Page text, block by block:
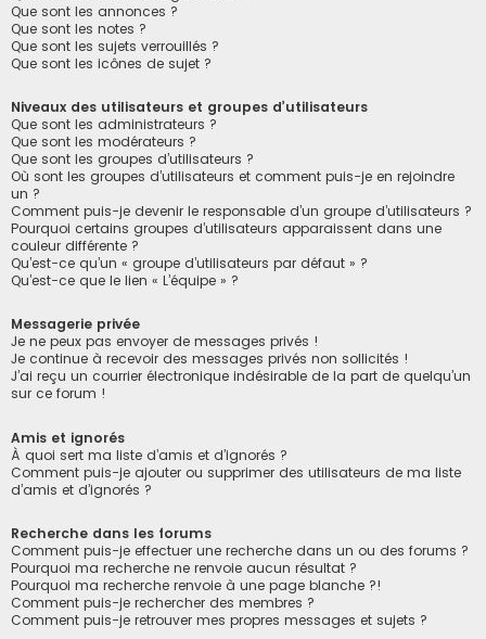
Que sont les annonces ?
Que sont les notes ?
Que sont les sujets verrouillés ?
Que sont les icônes de sujet ?
Niveaux des utilisateurs et groupes d’utilisateurs
Que sont les administrateurs ?
Que sont les modérateurs ?
Que sont les groupes d’utilisateurs ?
Où sont les groupes d’utilisateurs et comment puis-je en rejoindre
un ?
Comment puis-je devenir le responsable d’un groupe d’utilisateurs ?
Pourquoi certains groupes d’utilisateurs apparaissent dans une
couleur différente ?
Qu’est-ce qu’un « groupe d’utilisateurs par défaut » ?
Qu’est-ce que le lien « L’équipe » ?
Messagerie privée
Je ne peux pas envoyer de messages privés !
Je continue à recevoir des messages privés non sollicités !
J’ai reçu un courrier électronique indésirable de la part de quelqu’un
sur ce forum !
Amis et ignorés
À quoi sert ma liste d’amis et d’ignorés ?
Comment puis-je ajouter ou supprimer des utilisateurs de ma liste
d’amis et d’ignorés ?
Recherche dans les forums
Comment puis-je effectuer une recherche dans un ou des forums ?
Pourquoi ma recherche ne renvoie aucun résultat ?
Pourquoi ma recherche renvoie à une page blanche ?!
Comment puis-je rechercher des membres ?
Comment puis-je retrouver mes propres messages et sujets ?